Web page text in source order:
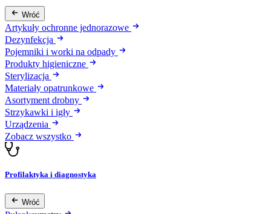
Wróć
Artykuły ochronne jednorazowe
Dezynfekcja
Pojemniki i worki na odpady
Produkty higieniczne
Sterylizacja
Materiały opatrunkowe
Asortyment drobny
Strzykawki i igły
Urządzenia
Zobacz wszystko
Profilaktyka i diagnostyka
Wróć